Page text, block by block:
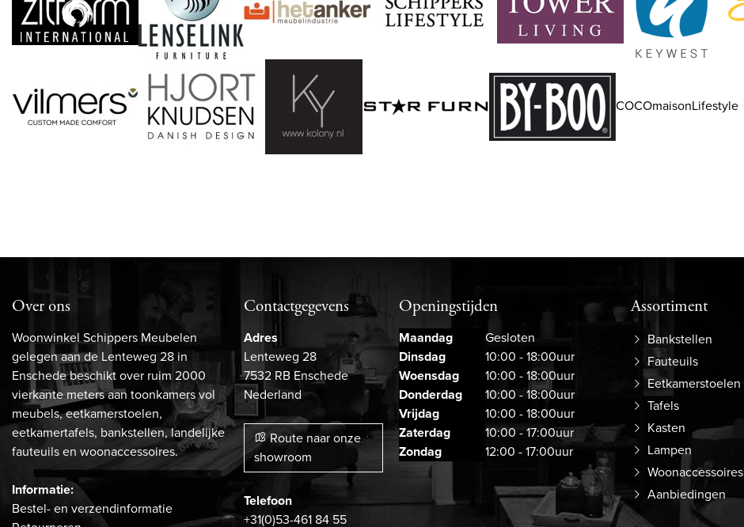
COCOmaisonLifestyle
Over ons
Woonwinkel Schippers Meubelen
gelegen aan de Lenteweg 28 in
Enschede beschikt over ruim 2000
vierkante meters aan toonkamers vol
meubels, eetkamerstoelen,
eetkamertafels, bankstellen, landelijke
fauteuils en woonaccessoires.
Informatie:
Bestel- en verzendinformatie
Contactgegevens
Adres
Lenteweg 28
7532 RB Enschede
Nederland
Route naar onze
showroom
Telefoon
+31(0)53-461 84 55
Openingstijden
Maandag
Gesloten
Dinsdag
10:00 - 18:00uur
Woensdag
10:00 - 18:00uur
Donderdag
10:00 - 18:00uur
Vrijdag
10:00 - 18:00uur
Zaterdag
10:00 - 17:00uur
Zondag
12:00 - 17:00uur
Assortiment
Bankstellen
Fauteuils
Eetkamerstoelen
Tafels
Kasten
Lampen
Woonaccessoires
Aanbiedingen